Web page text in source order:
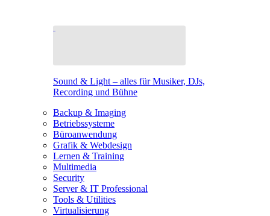
Sound & Light – alles für Musiker, DJs,
Recording und Bühne
Backup & Imaging
Betriebssysteme
Büroanwendung
Grafik & Webdesign
Lernen & Training
Multimedia
Security
Server & IT Professional
Tools & Utilities
Virtualisierung